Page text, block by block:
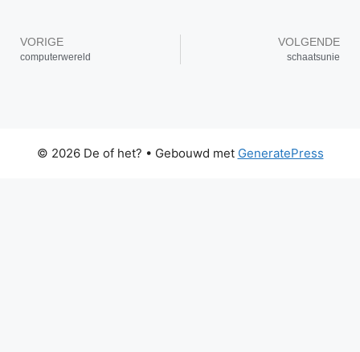
VORIGE
computerwereld
VOLGENDE
schaatsunie
© 2026 De of het? • Gebouwd met GeneratePress